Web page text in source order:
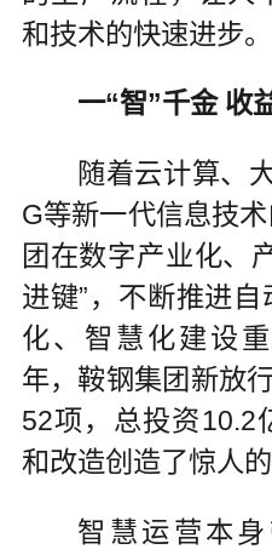
和技术的快速进步。
一“智”千金 收
随着云计算、
G等新一代信息技
团在数字产业化、
进键”，不断推进
化、智慧化建设
年，鞍钢集团新放
52项，总投资10.2
和改造创造了惊人的
智慧运营本